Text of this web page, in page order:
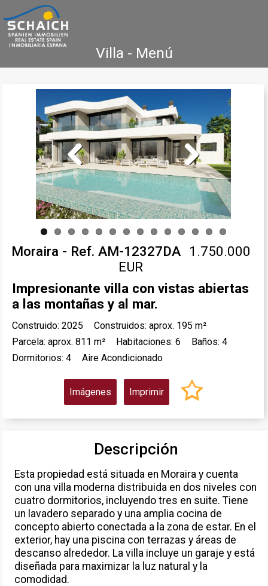
Villa - Menú
Costa Blanca
Alquiler
Nueva Construcción
Agencia Inmobiliaria Testimonios
Contacto
Previous Next
Moraira - Ref. AM-12327DA
1.750.000
EUR
Impresionante villa con vistas abiertas
a las montañas y al mar.
Construido: 2025
Construidos: aprox. 195 m²
Parcela: aprox. 811 m²
Habitaciones: 6
Baños: 4
Dormitorios: 4
Aire Acondicionado
Imágenes Imprimir
Descripción
Esta propiedad está situada en Moraira y cuenta
con una villa moderna distribuida en dos niveles con
cuatro dormitorios, incluyendo tres en suite. Tiene
un lavadero separado y una amplia cocina de
concepto abierto conectada a la zona de estar. En el
exterior, hay una piscina con terrazas y áreas de
descanso alrededor. La villa incluye un garaje y está
diseñada para maximizar la luz natural y la
comodidad.